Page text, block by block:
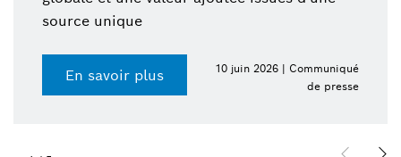
source unique
En savoir plus
10 juin 2026 | Communiqué
de presse